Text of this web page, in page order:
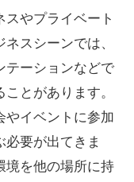
やプライベート
スシーンでは、
テーションなどで
とがあります。
やイベントに参加
要が出てきま
境を他の場所に持